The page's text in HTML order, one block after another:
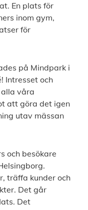
En plats för
inom gym,
för
på Mindpark i
Intresset och
våra
att göra det igen
utav mässan
och besökare
träffa kunder och
Det går
Det